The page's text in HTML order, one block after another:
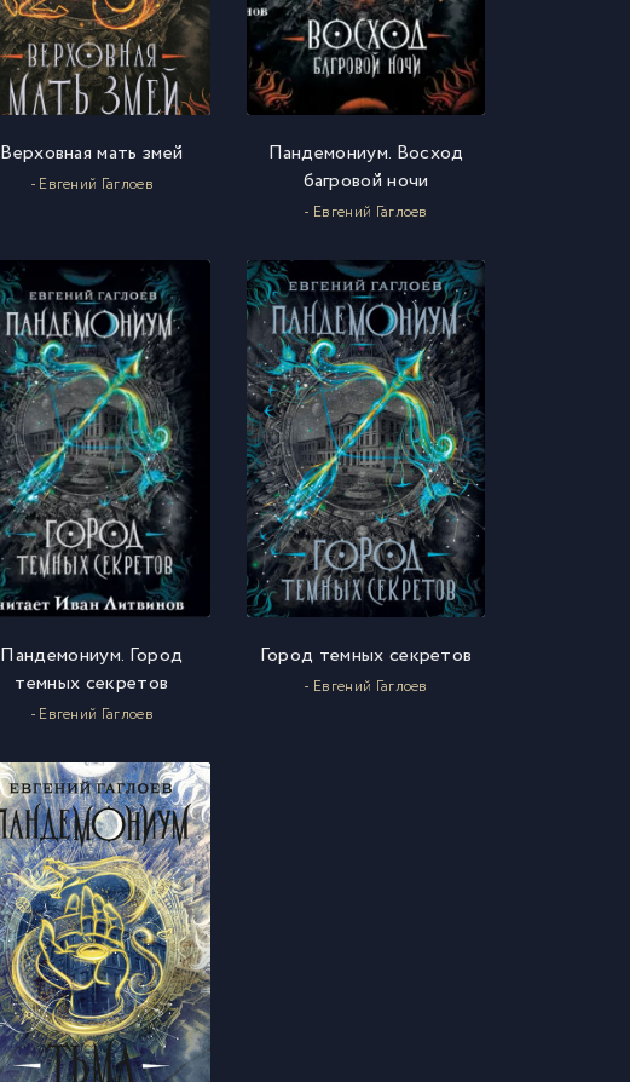
Верховная мать змей
- Евгений Гаглоев
Пандемониум. Восход
багровой ночи
- Евгений Гаглоев
Пандемониум. Город
темных секретов
- Евгений Гаглоев
Город темных секретов
- Евгений Гаглоев